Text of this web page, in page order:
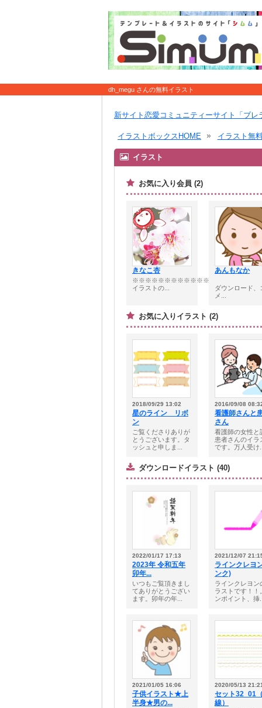
dh_megu さんの無料イラスト
新サイト恋愛コミュニティーサイト「ブレ
イラストボックスHOME イラスト無
イラスト
お気に入り会員 (2)
きなこ杏
※※※※※※※※※※※※※※※※※※※■
イラストの...
あんもなか
ダウンロード、
メ...
お気に入りイラスト (2)
2018/09/29 13:02
星のライン リボ
ン
ご覧くださりありが
とうございます。タ
ッシュと申しま...
2016/09/08
看護師さんと
さん
看護師の女性と
患者さんのイラ
です。万人受け
ダウンロードイラスト (40)
2022/01/17 17:13
2023年 令和五年
卯年...
いつもご覧頂きまし
てありがとうござい
ます。卯年の年...
2021/12/07
ラインクレヨ
ンク)
ラインクレヨン
ラストです！！
ンポイント、挿
2021/01/05 16:06
子供イラスト★上
半身★男の...
2020/05/13
セット32_01
線）